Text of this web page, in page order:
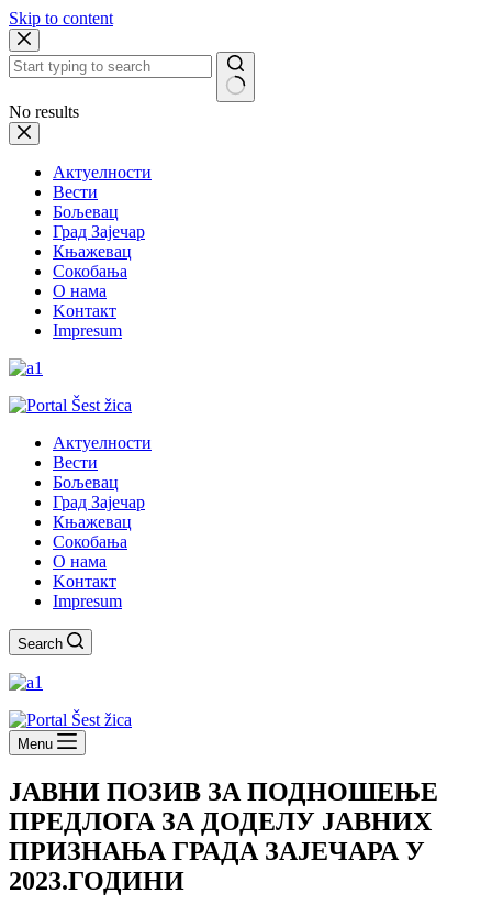
Skip to content
No results
Актуелности
Вести
Бољевац
Град Зајечар
Књажевац
Сокобања
O нама
Kонтакт
Impresum
Актуелности
Вести
Бољевац
Град Зајечар
Књажевац
Сокобања
O нама
Kонтакт
Impresum
Search
Menu
ЈАВНИ ПОЗИВ ЗА ПОДНОШЕЊЕ
ПРЕДЛОГА ЗА ДОДЕЛУ ЈАВНИХ
ПРИЗНАЊА ГРАДА ЗАЈЕЧАРА У
2023.ГОДИНИ